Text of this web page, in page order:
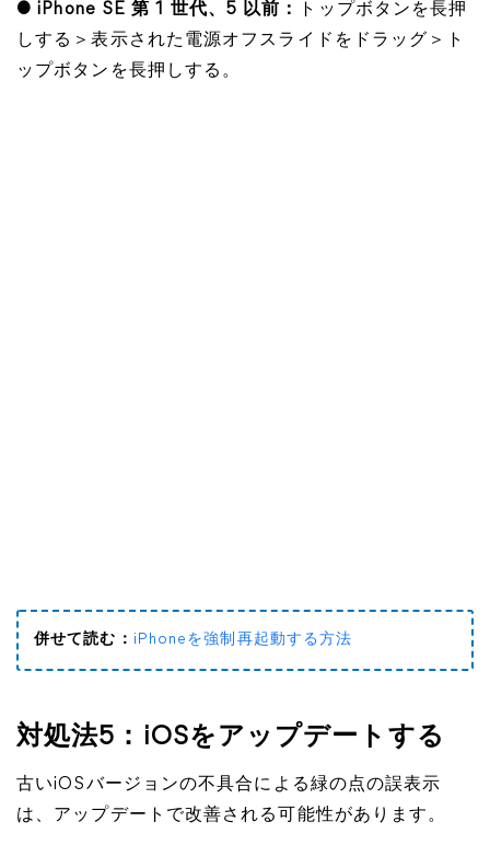
● iPhone SE 第 1 世代、5 以前：
トップボタンを長押
しする＞表示された電源オフスライドをドラッグ＞ト
ップボタンを長押しする。
併せて読む： iPhoneを強制再起動する方法
対処法5：iOSをアップデートする
古いiOSバージョンの不具合による緑の点の誤表示
は、アップデートで改善される可能性があります。